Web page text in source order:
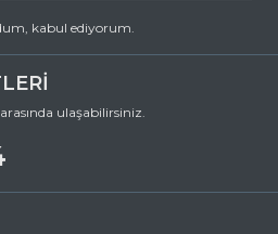
sepetinize ekleyin. Siparişiniz en kısa
ulaşabilirsiniz.
kabul ediyorum.